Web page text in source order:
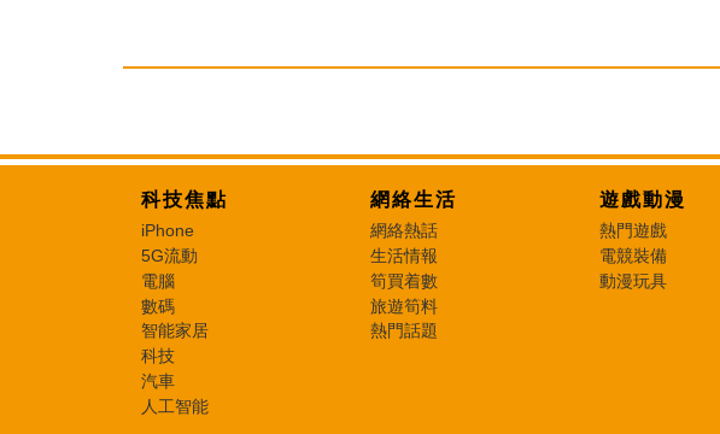
科技焦點
iPhone
5G流動
電腦
數碼
智能家居
科技
汽車
人工智能
網絡生活
網絡熱話
生活情報
筍買着數
旅遊筍料
熱門話題
遊戲動漫
熱門遊戲
電競裝備
動漫玩具